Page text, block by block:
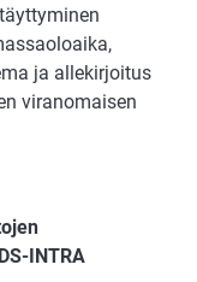
ja allekirjoitus
viranomaisen
INTRA